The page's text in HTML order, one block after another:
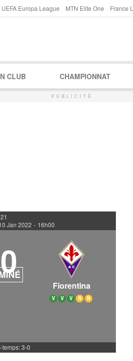
UEFA Europa League MTN Elite One France
CLUB CHAMPIONNAT
PUBLICITÉ
Jan 2022 - 16h00
0
Fiorentina
V V V N N
temps: 3-0